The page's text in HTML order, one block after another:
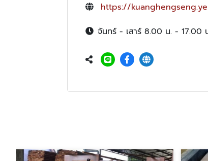
https://
จันทร์ - เสาร์ 8.00 น. - 17.00